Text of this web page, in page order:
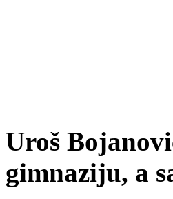
Uroš
gimnaziju, a